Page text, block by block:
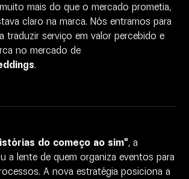
muito mais do que o mercado prometia,
claro na marca. Nós entramos para
a traduzir serviço em valor percebido e
no mercado de
.
do começo ao sim", a
a lente de quem organiza eventos para
A nova estratégia posiciona a